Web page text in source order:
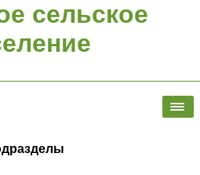
сельское